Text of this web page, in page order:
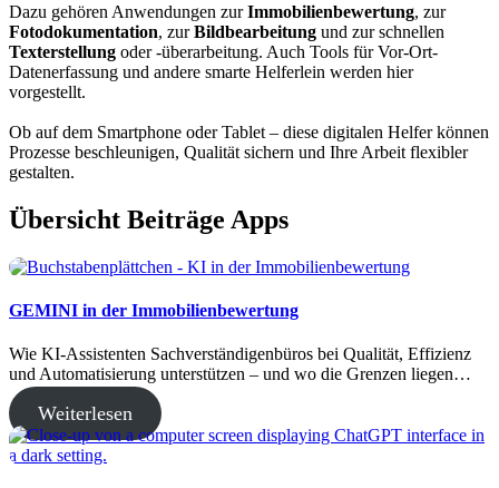
Dazu gehören Anwendungen zurImmobilienbewertung, zur
Fotodokumentation, zurBildbearbeitung und zur schnellen
Texterstellung oder -überarbeitung. Auch Tools für Vor-Ort-
Datenerfassung und andere smarte Helferlein werden hier
vorgestellt.
Ob auf dem Smartphone oder Tablet – diese digitalen Helfer können
Prozesse beschleunigen, Qualität sichern und Ihre Arbeit flexibler
gestalten.
Übersicht Beiträge Apps
GEMINI in der Immobilienbewertung
Wie KI-Assistenten Sachverständigenbüros bei Qualität, Effizienz
und Automatisierung unterstützen – und wo die Grenzen liegen…
Weiterlesen